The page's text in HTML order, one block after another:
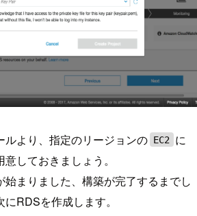
ルより、指定のリージョンの EC2
に
しておきましょう。
始まりました、構築が完了するまでし
RDSを作成します。